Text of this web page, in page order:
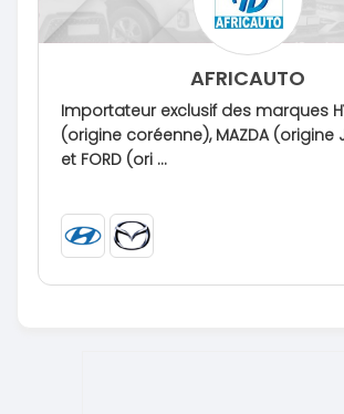
AFRICAUTO
Importateur exclusif des marques
(origine coréenne), MAZDA
et FORD (ori ...